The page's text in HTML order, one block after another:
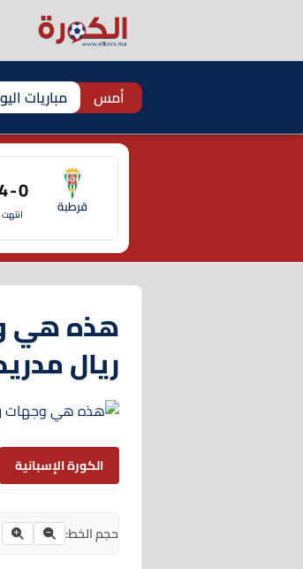
أمس مباريات
قرطبة 0 - 4
انتهت
هذه هي
ريال
الكورة الإسبانية
حجم الخط: